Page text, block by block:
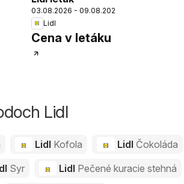
03.08.2026 - 09.08.2026
Lidl
Cena v letáku
Lidl
Lidl Kofola Lidl Čokoláda
Syr Lidl Pečené kuracie stehná